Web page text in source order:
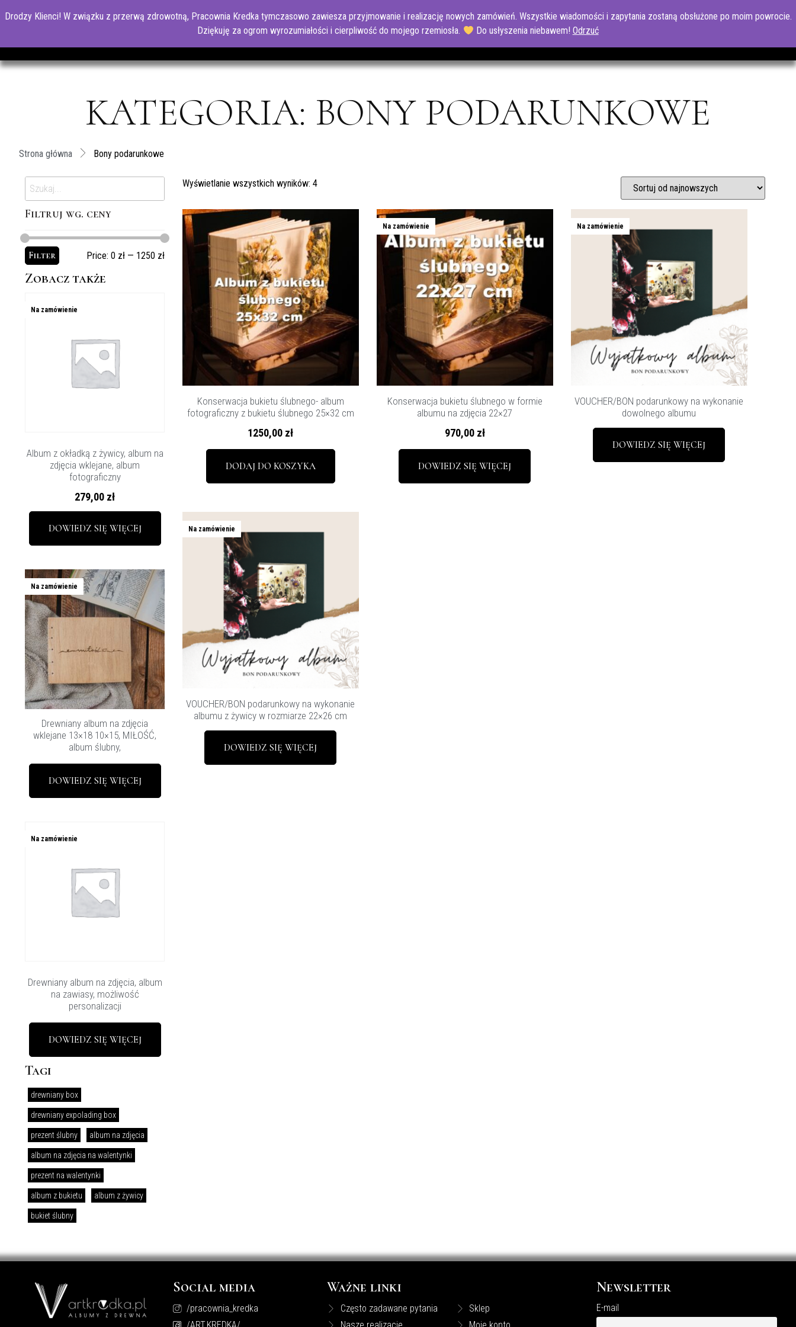
O MNIE SKLEP NASZE REALIZACJE CZĘSTO ZADAWANE PYTANIA
KATEGORIA: BONY PODARUNKOWE
Strona główna Bony podarunkowe
Filtruj wg. ceny
Filter Price: 0 zł — 1250 zł
Zobacz także
Na zamówienie
Album z okładką z żywicy, album na
zdjęcia wklejane, album
fotograficzny
279,00 zł
DOWIEDZ SIĘ WIĘCEJ
Na zamówienie
Drewniany album na zdjęcia
wklejane 13×18 10×15, MIŁOŚĆ,
album ślubny,
DOWIEDZ SIĘ WIĘCEJ
Na zamówienie
Drewniany album na zdjęcia, album
na zawiasy, możliwość
personalizacji
DOWIEDZ SIĘ WIĘCEJ
Tagi
drewniany box
drewniany expolading box
prezent ślubny album na zdjęcia
album na zdjęcia na walentynki
prezent na walentynki
album z bukietu album z żywicy
bukiet ślubny
Wyświetlanie wszystkich wyników: 4
Konserwacja bukietu ślubnego- album
fotograficzny z bukietu ślubnego 25×32 cm
1250,00 zł
DODAJ DO KOSZYKA
Na zamówienie
Konserwacja bukietu ślubnego w formie
albumu na zdjęcia 22×27
970,00 zł
DOWIEDZ SIĘ WIĘCEJ
Na zamówienie
VOUCHER/BON podarunkowy na wykonanie
dowolnego albumu
DOWIEDZ SIĘ WIĘCEJ
Na zamówienie
VOUCHER/BON podarunkowy na wykonanie
albumu z żywicy w rozmiarze 22×26 cm
DOWIEDZ SIĘ WIĘCEJ
Social media
/pracownia_kredka
Ważne linki
Często zadawane pytania
Sklep
Newsletter
E-mail
Drodzy Klienci! W związku z przerwą zdrowotną, Pracownia Kredka tymczasowo zawiesza przyjmowanie i realizację nowych zamówień. Wszystkie wiadomości i zapytania zostaną obsłużone po moim powrocie.
Dziękuję za ogrom wyrozumiałości i cierpliwość do mojego rzemiosła.
Do usłyszenia niebawem! Odrzuć